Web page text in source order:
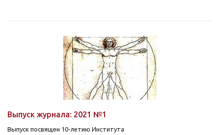
Выпуск журнала: 2021 №1
Выпуск посвящен 10-летию Института